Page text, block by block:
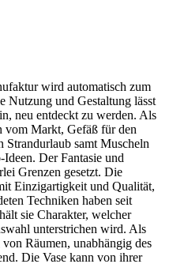
wird automatisch zum
Nutzung und Gestaltung lässt
neu entdeckt zu werden. Als
vom Markt, Gefäß für den
Strandurlaub samt Muscheln
Der Fantasie und
Grenzen gesetzt. Die
Einzigartigkeit und Qualität,
Techniken haben seit
sie Charakter, welcher
unterstrichen wird. Als
Räumen, unabhängig des
Die Vase kann von ihrer